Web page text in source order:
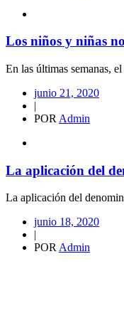
Los niños y niñas
En las últimas semanas,
junio 21, 2020
|
POR Admin
La aplicación del
La aplicación del
junio 18, 2020
|
PORAdmin